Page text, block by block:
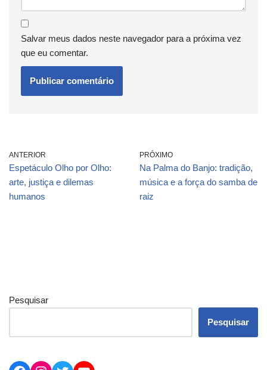
Salvar meus dados neste navegador para a próxima vez
que eu comentar.
ANTERIOR
Espetáculo Olho por Olho:
arte, justiça e dilemas
humanos
PRÓXIMO
Na Palma do Banjo: tradição,
música e a força do samba de
raiz
Pesquisar
Pesquisar